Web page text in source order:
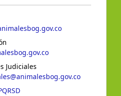
Judiciales